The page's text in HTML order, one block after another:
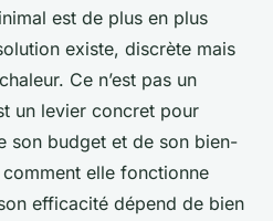
est de plus en plus
existe, discrète mais
Ce n’est pas un
un levier concret pour
son budget et de son bien-
elle fonctionne
efficacité dépend de bien